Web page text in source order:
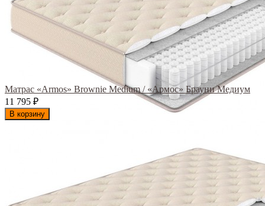
Матрас «Armos» Brownie Medium / «Армос» Брауни Медиум
11 795 ₽
В корзину